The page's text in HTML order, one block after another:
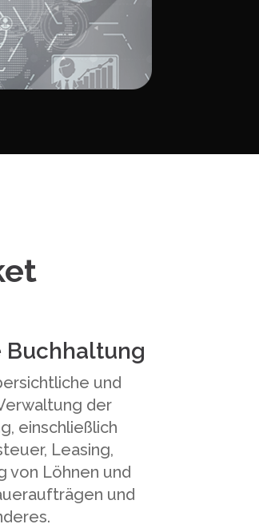
und
der
einschließlich
Leasing,
von Löhnen und
und